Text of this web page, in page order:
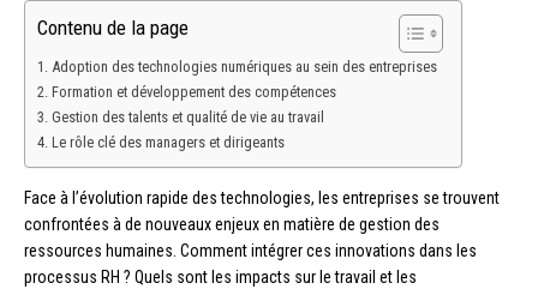
Contenu de la page
Adoption des technologies numériques au sein des entreprises
Formation et développement des compétences
Gestion des talents et qualité de vie au travail
Le rôle clé des managers et dirigeants
Face à l’évolution rapide des technologies, les entreprises se trouvent
confrontées à de nouveaux enjeux en matière de gestion des
ressources humaines. Comment intégrer ces innovations dans les
processus RH ? Quels sont les impacts sur le travail et les